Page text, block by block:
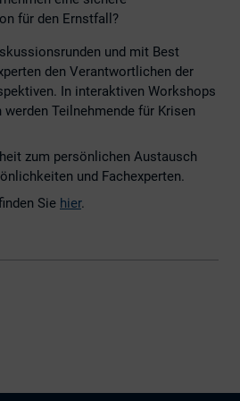
für den Ernstfall?
und mit Best
den Verantwortlichen der
In interaktiven Workshops
Teilnehmende für Krisen
zum persönlichen Austausch
und Fachexperten.
Sie hier.